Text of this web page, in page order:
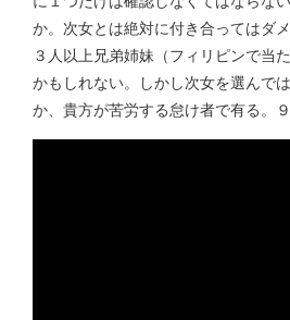
か。次女とは絶対に付き合ってはダ
３人以上兄弟姉妹（フィリピンで当
かもしれない。しかし次女を選んで
か、貴方が苦労する怠け者で有る。